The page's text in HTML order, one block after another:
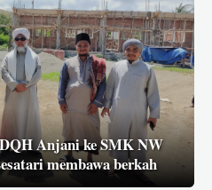
Anjani ke SMK NW
membawa berkah